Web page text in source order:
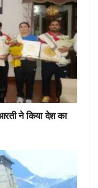
ने किया देश का